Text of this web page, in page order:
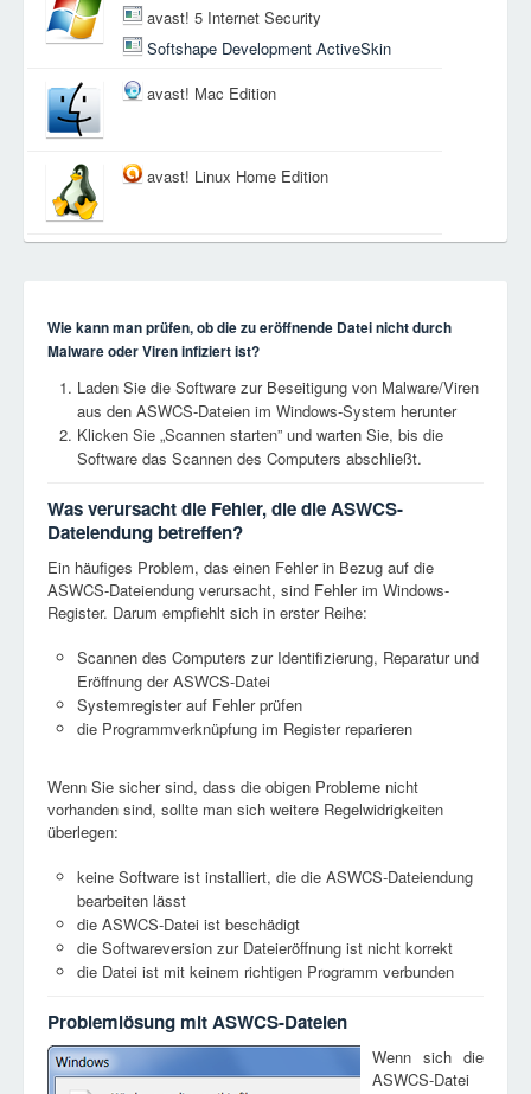
avast! 5 Internet Security
Softshape Development ActiveSkin
avast! Mac Edition
avast! Linux Home Edition
Wie kann man prüfen, ob die zu eröffnende Datei nicht durch
Malware oder Viren infiziert ist?
Laden Sie die Software zur Beseitigung von Malware/Viren
aus den ASWCS-Dateien im Windows-System herunter
Klicken Sie „Scannen starten” und warten Sie, bis die
Software das Scannen des Computers abschließt.
Was verursacht die Fehler, die die ASWCS-
Dateiendung betreffen?
Ein häufiges Problem, das einen Fehler in Bezug auf die
ASWCS-Dateiendung verursacht, sind Fehler im Windows-
Register. Darum empfiehlt sich in erster Reihe:
Scannen des Computers zur Identifizierung, Reparatur und
Eröffnung der ASWCS-Datei
Systemregister auf Fehler prüfen
die Programmverknüpfung im Register reparieren
Wenn Sie sicher sind, dass die obigen Probleme nicht
vorhanden sind, sollte man sich weitere Regelwidrigkeiten
überlegen:
keine Software ist installiert, die die ASWCS-Dateiendung
bearbeiten lässt
die ASWCS-Datei ist beschädigt
die Softwareversion zur Dateieröffnung ist nicht korrekt
die Datei ist mit keinem richtigen Programm verbunden
Problemlösung mit ASWCS-Dateien
Wenn sich die
ASWCS-Datei